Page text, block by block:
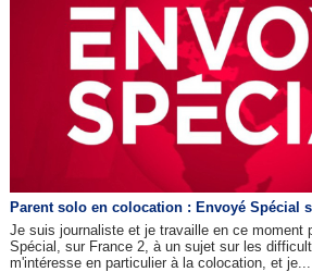
Parent solo en colocation : Envoyé Spécial
Je suis journaliste et je travaille en ce moment
Spécial, sur France 2, à un sujet sur les
m'intéresse en particulier à la colocation, et je...